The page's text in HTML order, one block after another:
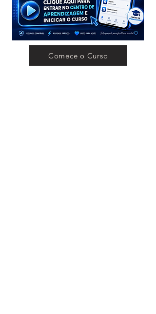
Comece o Curso